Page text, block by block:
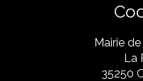
Mairie
La
35250